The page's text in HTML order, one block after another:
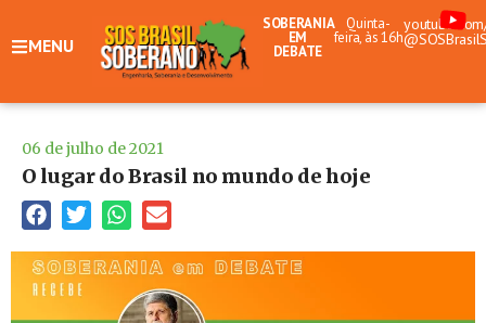
MENU
SOBERANIA
EM
DEBATE
Quinta-
feira, às 16h
06 de julho de 2021
O lugar do Brasil no mundo de hoje